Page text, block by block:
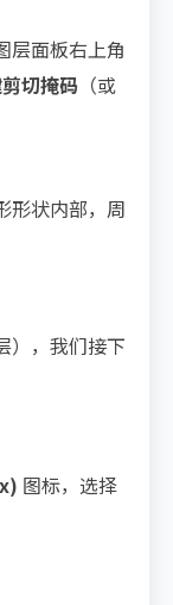
层面板右上角
切掩码 （或
形状内部，周
），我们接下
图标，选择